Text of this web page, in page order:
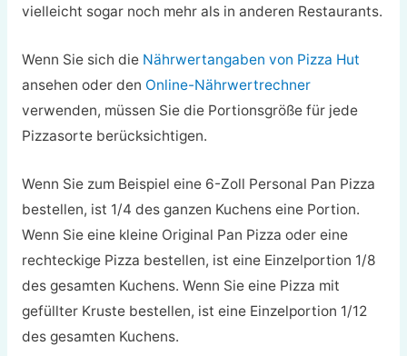
vielleicht sogar noch mehr als in anderen Restaurants.
Wenn Sie sich die Nährwertangaben von Pizza Hut
ansehen oder den Online-Nährwertrechner
verwenden, müssen Sie die Portionsgröße für jede
Pizzasorte berücksichtigen.
Wenn Sie zum Beispiel eine 6-Zoll Personal Pan Pizza
bestellen, ist 1/4 des ganzen Kuchens eine Portion.
Wenn Sie eine kleine Original Pan Pizza oder eine
rechteckige Pizza bestellen, ist eine Einzelportion 1/8
des gesamten Kuchens. Wenn Sie eine Pizza mit
gefüllter Kruste bestellen, ist eine Einzelportion 1/12
des gesamten Kuchens.